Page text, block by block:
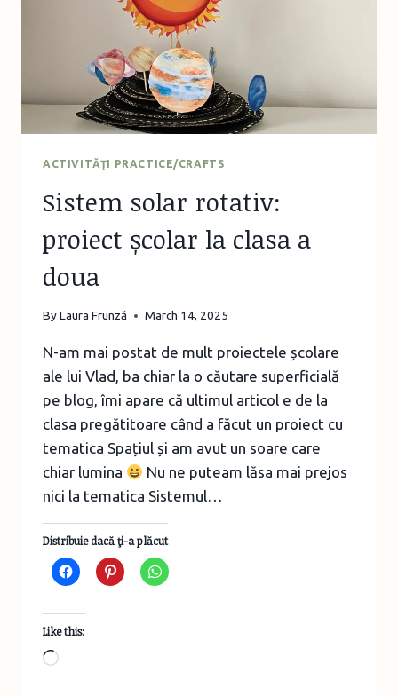
MÁRAI
ACTIVITĂŢI PRACTICE/CRAFTS
Sistem solar rotativ:
proiect școlar la clasa a
doua
ByLaura Frunză March 14, 2025
N-am mai postat de mult proiectele școlare
ale lui Vlad, ba chiar la o căutare superficială
pe blog, îmi apare că ultimul articol e de la
clasa pregătitoare când a făcut un proiect cu
tematica Spațiul și am avut un soare care
chiar lumina
Nu ne puteam lăsa mai prejos
nici la tematica Sistemul…
Distribuie dacă ţi-a plăcut
Like this:
Loading…